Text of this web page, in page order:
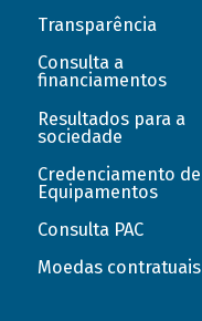
Transparência
Consulta a
financiamentos
Resultados para a
sociedade
Credenciamento de
Equipamentos
Consulta PAC
Moedas contratuais